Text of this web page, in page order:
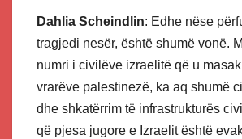
Dahlia Scheindlin: Edhe nëse
tragjedi nesër, është shumë vonë.
numri i civilëve izraelitë që u
vrarëve palestinezë, ka aq shumë
dhe shkatërrim të infrastrukturës
që pjesa jugore e Izraelit është